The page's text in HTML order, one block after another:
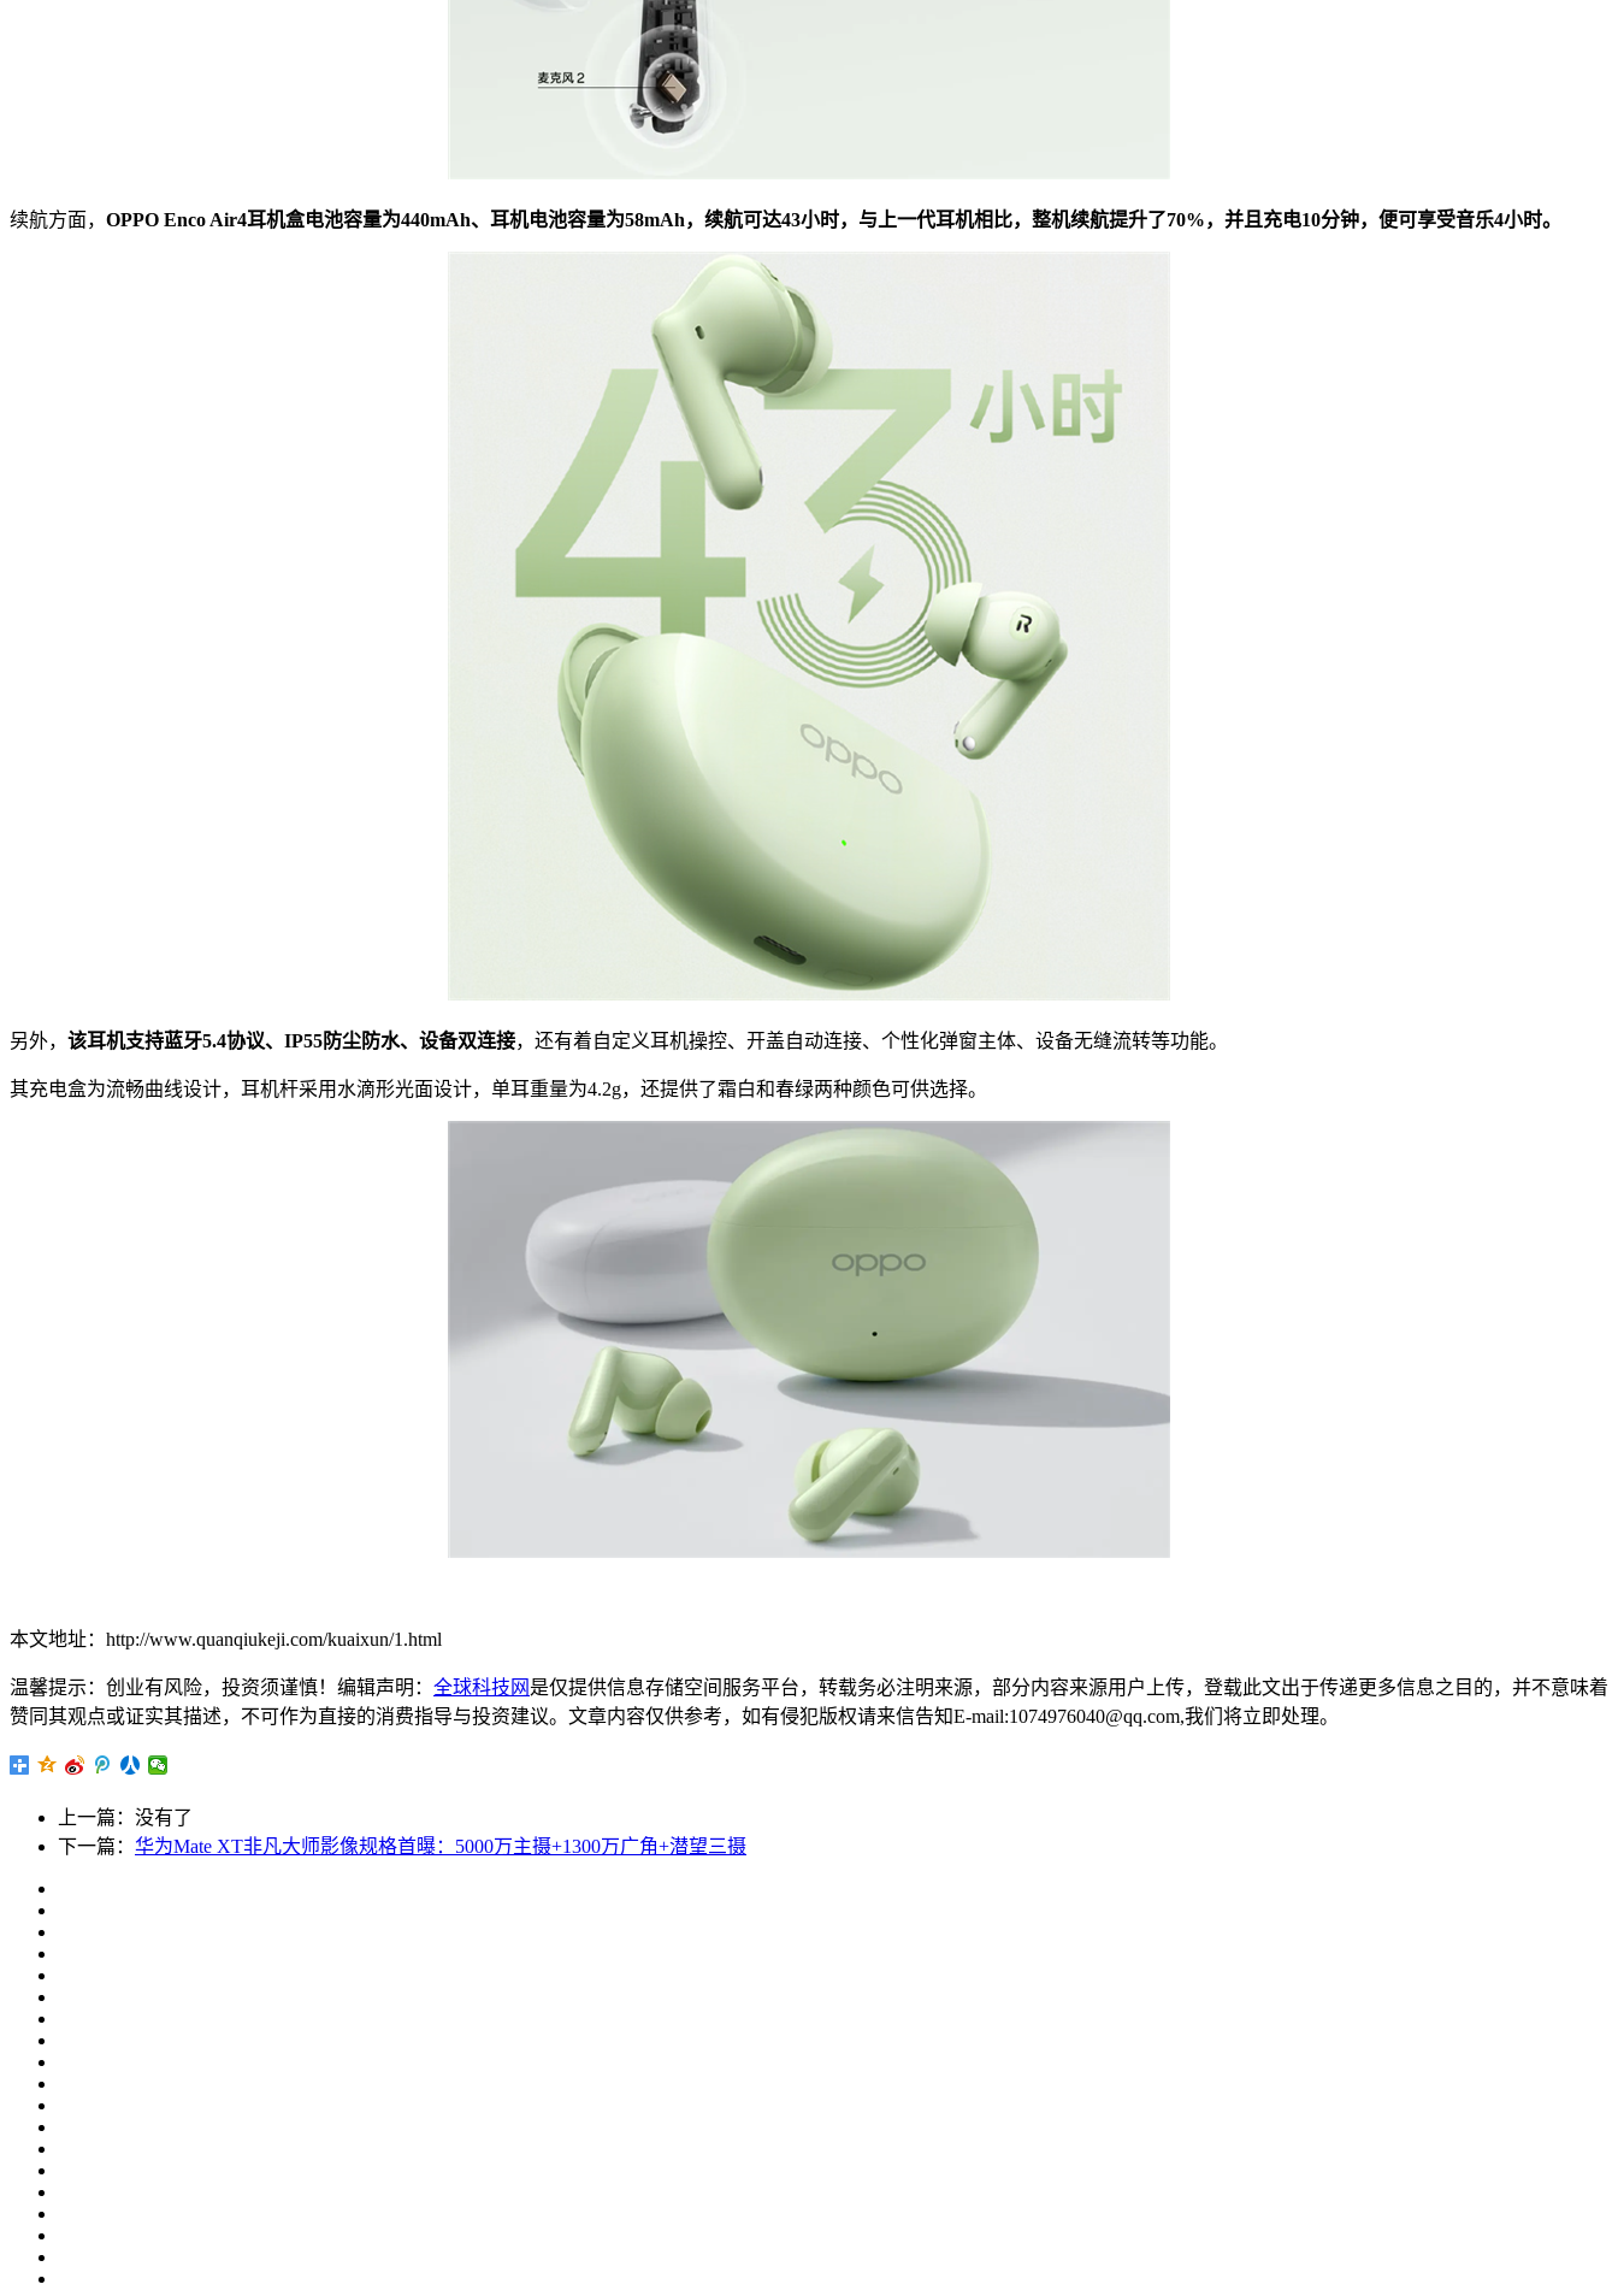
续航方面， OPPO Enco Air4耳机盒电池容量为440mAh、耳机电池容量为58mAh，续航可达43小时，与上一代耳机相比，整机续航提升了70%，并且充电10分钟，便可享受音乐4小时。
另外， 该耳机支持蓝牙5.4协议、IP55防尘防水、设备双连接，还有着自定义耳机操控、开盖自动连接、个性化弹窗主体、设备无缝流转等功能。
其充电盒为流畅曲线设计，耳机杆采用水滴形光面设计，单耳重量为4.2g，还提供了霜白和春绿两种颜色可供选择。
本文地址：http://www.quanqiukeji.com/kuaixun/1.html
温馨提示：创业有风险，投资须谨慎！编辑声明： 全球科技网 是仅提供信息存储空间服务平台，转载务必注明来源，部分内容来源用户上传，登载此文出于传递更多信息之目的，并不意味着
赞同其观点或证实其描述，不可作为直接的消费指导与投资建议。文章内容仅供参考，如有侵犯版权请来信告知E-mail:1074976040@qq.com,我们将立即处理。
上一篇：没有了
下一篇： 华为Mate XT非凡大师影像规格首曝：5000万主摄+1300万广角+潜望三摄